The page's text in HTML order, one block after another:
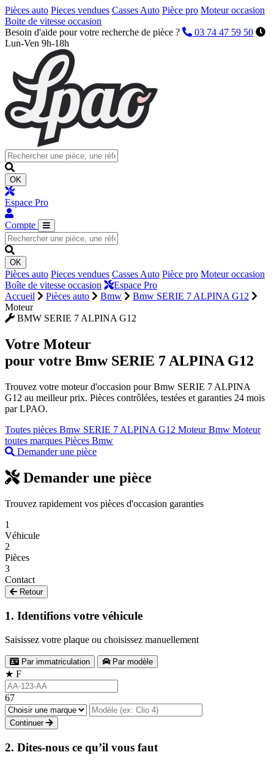
Pièces auto Pieces vendues Casses Auto Pièce pro Moteur occasion
Boite de vitesse occasion
Besoin d'aide pour votre recherche de pièce ?
03 74 47 59 50
Lun-Ven 9h-18h
OK
Espace Pro
Compte
OK
Pièces auto Pieces vendues Casses Auto Pièce pro Moteur occasion
Boîte de vitesse occasion
Espace Pro
Accueil
Pièces auto Bmw
Bmw SERIE 7 ALPINA G12
Moteur
BMW SERIE 7 ALPINA G12
Votre Moteur
pour votre Bmw SERIE 7 ALPINA G12
Trouvez votre moteur d'occasion pour Bmw SERIE 7 ALPINA
G12 au meilleur prix. Pièces contrôlées, testées et garanties 24 mois
par LPAO.
Toutes pièces Bmw SERIE 7 ALPINA G12 Moteur Bmw Moteur
toutes marques Pièces Bmw
Demander une pièce
Demander une pièce
Trouvez rapidement vos pièces d'occasion garanties
1
Véhicule
2
Pièces
3
Contact
Retour
1. Identifions votre véhicule
Saisissez votre plaque ou choisissez manuellement
Par immatriculation Par modèle
★ F
67
Continuer
2. Dites-nous ce qu’il vous faut